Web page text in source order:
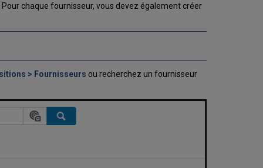
fournisseur
Alma
TVA
les
chaque fournisseur, vous devez également créer
> Fournisseurs ou recherchez un fournisseur